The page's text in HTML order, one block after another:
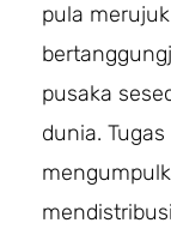
pula
pusaka
dunia.